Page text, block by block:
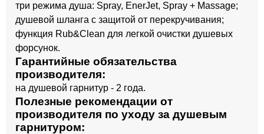
три режима душа: Spray, EnerJet, Spray + Massage;
душевой шланга с защитой от перекручивания;
функция Rub&Clean для легкой очистки душевых
форсунок.
Гарантийные обязательства
производителя:
на душевой гарнитур - 2 года.
Полезные рекомендации от
производителя по уходу за душевым
гарнитуром: